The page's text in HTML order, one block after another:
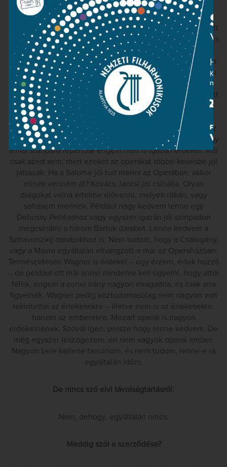
Nem vagyok operai ember. Operai ember abból lesz, aki ott
nő fel az Operában, aki ott sürgölődik a színfalak mögött, és
látja, szagolja, érzékeli a miliőt. Aki átlátja, hogy micsoda
hatalmas konglomerátum is az Opera. Amikor Győriványi a
nagy reformjairól beszélt és hivatkozott többek között rám
is, akkor én csak ingattam a fejem. Nekem csak két
szakszervezettel kellett megküzdenem, de az operában ott
van még a balett, a kórus, ott vannak a díszletezők, a
kellékesek és nem is tudom, hogy még ki mindenki. Azt
kezelni meglehetősen nehéz lehet. Persze vendégként ez
valamivel könnyebbnek látszik, de meg kell mondjam, hogy
a mai standard repertoár engem nem is igazán érdekel. Már
csak azért sem, mert ezeket az operákat többé-kevésbé jól
játsszák. Ha a Salome jól tud menni az Operában, akkor
minek venném át? Kovács Jancsi jól csinálja. Olyan
dolgokat volna értelme elővenni, melyek ritkán, vagy
sohasem mennek. Például nagy kedvem lenne egy
Debussy Pelléashoz vagy egyszer igazán jól színpadon
megcsinálni a három Bartók darabot. Lenne kedvem a
Sztravinszkij darabokhoz is. Nem tudom, hogy a Csalogány,
vagy a Mavra egyáltalán elhangzott-e már az Operaházban.
Természetesen Wagner is érdekel – úgy érzem, értek hozzá
-, de például ott már annyi mindenre kell ügyelni, hogy attól
félek, engem a zenei irány nagyon elragadna, és csak arra
figyelnék. Wagner pedig köztudomásúlag nem nagyon volt
tekintettel az énekesekre – illetve nem is az énekesekre,
hanem az emberekre. Mozart operái is nagyon
érdekelnének. Szóval igen, persze hogy lenne kedvem. De
még egyszer leszögezem, én nem vagyok operai ember.
Nagyon bele kellene tanulnom, és nem tudom, lenne-e rá
egyáltalán időm.
De nincs szó elvi távolságtartásról.
Nem, dehogy, egyáltalán nincs.
Meddig szól a szerződése?